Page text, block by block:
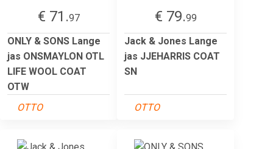
€ 71.97
ONLY & SONS Lange
jas ONSMAYLON OTL
LIFE WOOL COAT
OTW
OTTO
€ 79.99
Jack & Jones Lange
jas JJEHARRIS COAT
SN
OTTO